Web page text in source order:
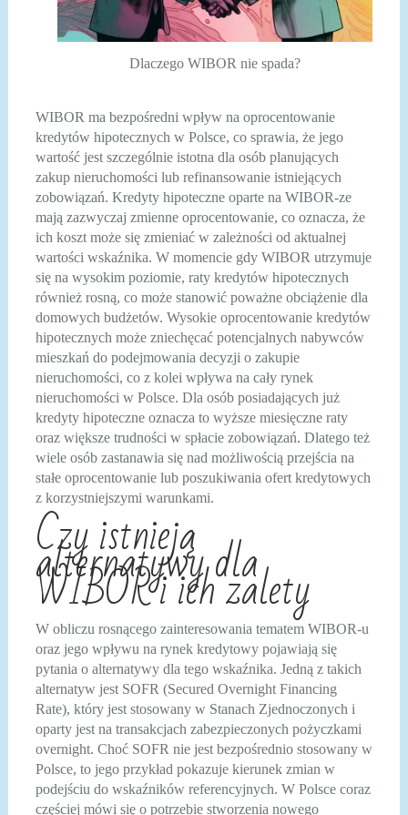
Dlaczego WIBOR nie spada?
WIBOR ma bezpośredni wpływ na oprocentowanie
kredytów hipotecznych w Polsce, co sprawia, że jego
wartość jest szczególnie istotna dla osób planujących
zakup nieruchomości lub refinansowanie istniejących
zobowiązań. Kredyty hipoteczne oparte na WIBOR-ze
mają zazwyczaj zmienne oprocentowanie, co oznacza, że
ich koszt może się zmieniać w zależności od aktualnej
wartości wskaźnika. W momencie gdy WIBOR utrzymuje
się na wysokim poziomie, raty kredytów hipotecznych
również rosną, co może stanowić poważne obciążenie dla
domowych budżetów. Wysokie oprocentowanie kredytów
hipotecznych może zniechęcać potencjalnych nabywców
mieszkań do podejmowania decyzji o zakupie
nieruchomości, co z kolei wpływa na cały rynek
nieruchomości w Polsce. Dla osób posiadających już
kredyty hipoteczne oznacza to wyższe miesięczne raty
oraz większe trudności w spłacie zobowiązań. Dlatego też
wiele osób zastanawia się nad możliwością przejścia na
stałe oprocentowanie lub poszukiwania ofert kredytowych
z korzystniejszymi warunkami.
Czy istnieją
alternatywy dla
WIBOR i ich zalety
W obliczu rosnącego zainteresowania tematem WIBOR-u
oraz jego wpływu na rynek kredytowy pojawiają się
pytania o alternatywy dla tego wskaźnika. Jedną z takich
alternatyw jest SOFR (Secured Overnight Financing
Rate), który jest stosowany w Stanach Zjednoczonych i
oparty jest na transakcjach zabezpieczonych pożyczkami
overnight. Choć SOFR nie jest bezpośrednio stosowany w
Polsce, to jego przykład pokazuje kierunek zmian w
podejściu do wskaźników referencyjnych. W Polsce coraz
częściej mówi się o potrzebie stworzenia nowego